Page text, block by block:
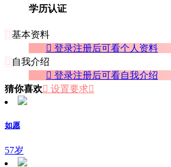
学历认证
 基本资料
 登录注册后可看个人资料
 自我介绍
 登录注册后可看自我介绍
猜你喜欢 设置要求
如愿
57岁